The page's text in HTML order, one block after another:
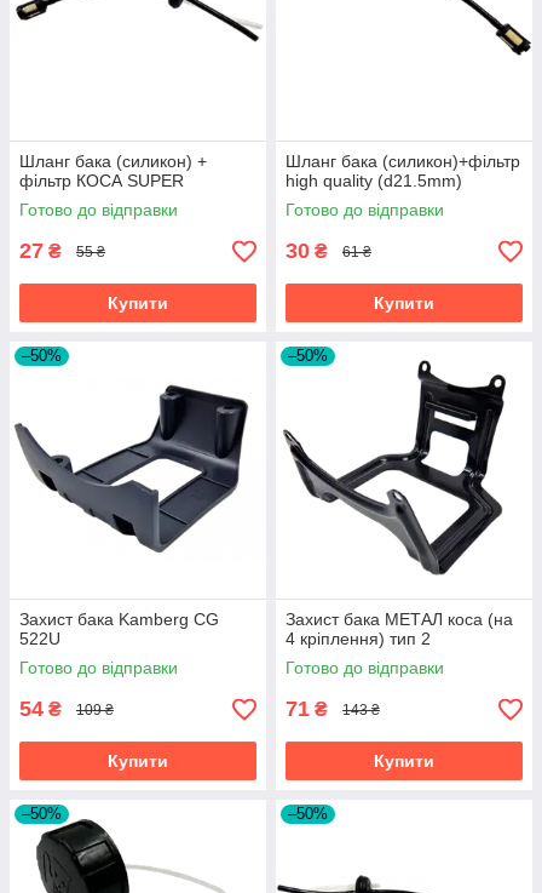
Шланг бака (силикон) +
фільтр КОСА SUPER
Готово до відправки
27 ₴ 55 ₴
Купити
Шланг бака (силикон)+фільтр
high quality (d21.5mm)
Готово до відправки
30 ₴ 61 ₴
Купити
–50%
Захист бака Kamberg CG
522U
Готово до відправки
54 ₴ 109 ₴
Купити
–50%
Захист бака МЕТАЛ коса (на
4 кріплення) тип 2
Готово до відправки
71 ₴ 143 ₴
Купити
–50% –50%